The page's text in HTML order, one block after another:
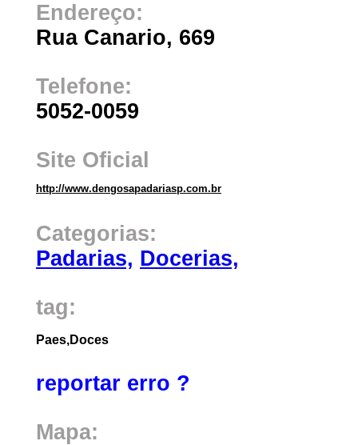
Endereço:
Rua Canario, 669
Telefone:
5052-0059
Site Oficial
http://www.dengosapadariasp.com.br
Categorias:
Padarias, Docerias,
tag:
Paes,Doces
reportar erro ?
Mapa: